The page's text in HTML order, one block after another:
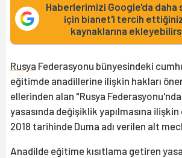
Haberlerimizi Google'da daha
için bianet'i tercih
kaynaklarına
Rusya Federasyonu bünyesindeki
eğitimde anadillerine ilişkin hakları
ellerinden alan "Rusya
yasasında değişiklik yapılmasına
2018 tarihinde Duma adı verilen alt
Anadilde eğitime kısıtlama getiren yasa